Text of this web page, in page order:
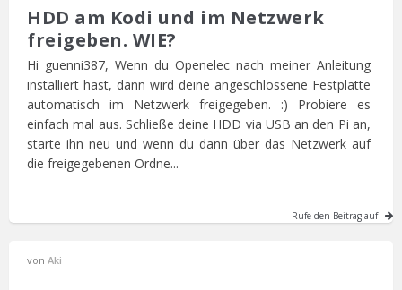
HDD am Kodi und im Netzwerk
freigeben. WIE?
Hi guenni387, Wenn du Openelec nach meiner Anleitung
installiert hast, dann wird deine angeschlossene Festplatte
automatisch im Netzwerk freigegeben. :) Probiere es
einfach mal aus. Schließe deine HDD via USB an den Pi an,
starte ihn neu und wenn du dann über das Netzwerk auf
die freigegebenen Ordne...
Rufe den Beitrag auf
von Aki